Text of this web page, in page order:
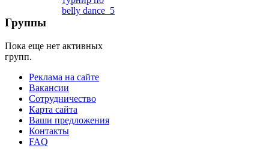
Группы
Пока еще нет активных
групп.
Реклама на сайте
Вакансии
Сотрудничество
Карта сайта
Ваши предложения
Контакты
FAQ